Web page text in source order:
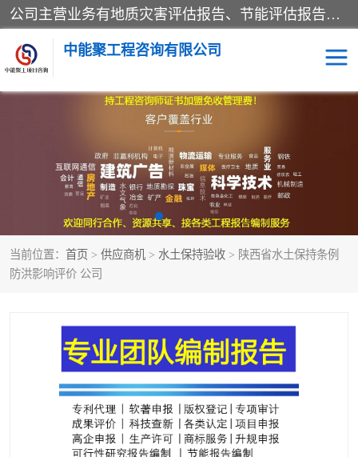
公司主营业务有地质灾害评估报告、节能评估报告、水土保持验收、水资源论证、土地复垦报告、项目可行性研究报告等。是经国家工商总局批准，在法律、法规、决定规定禁止的不得经营；法律、法规、决定规定应当许可（审批）的，经审批机关批准后凭许可（审批）文件经营;法律、法规，市场主体自主选择经营。
中能聚工程咨询有限公司
当前位置： 首页 > 供应商机 > 水土保持验收 > 陕西省水土保持条例
防洪影响评价 公司
水资源论证报告 土地复垦报告
地质灾害评估报告 工程项目验收报告
节能评估报告